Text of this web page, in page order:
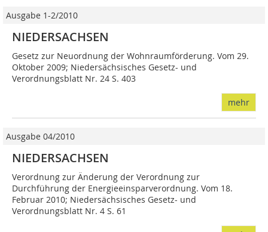
Ausgabe 1-2/2010
NIEDERSACHSEN
Gesetz zur Neuordnung der Wohnraumförderung. Vom 29.
Oktober 2009; Niedersächsisches Gesetz- und
Verordnungsblatt Nr. 24 S. 403
mehr
Ausgabe 04/2010
NIEDERSACHSEN
Verordnung zur Änderung der Verordnung zur
Durchführung der Energieeinsparverordnung. Vom 18.
Februar 2010; Niedersächsisches Gesetz- und
Verordnungsblatt Nr. 4 S. 61